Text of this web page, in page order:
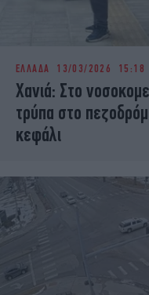
ΕΛΛΑΔΑ 13/03/2026 15:18
Χανιά: Στο
τρύπα στο
κεφάλι